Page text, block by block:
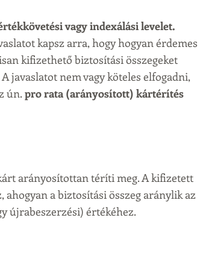
vagy indexálási levelet.
kapsz arra, hogy hogyan érdemes
kifizethető biztosítási összegeket
javaslatot nem vagy köteles elfogadni,
ún. pro rata (arányosított) kártérítés
arányosítottan téríti meg. A kifizetett
a biztosítási összeg aránylik az
újrabeszerzési) értékéhez.